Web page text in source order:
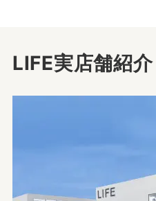
LIFE実店舗紹介